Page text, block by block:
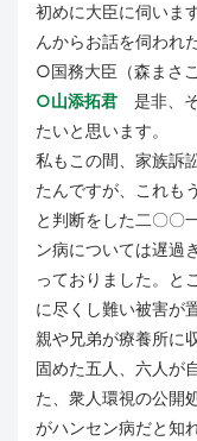
初めに大臣に伺いま
んからお話を伺われ
○国務大臣（森まさ
○山添拓君 是非、
たいと思います。
私もこの間、家族訴
たんですが、これも
と判断をした二〇〇
ン病については遅過
っておりました。と
に尽くし難い被害が
親や兄弟が療養所に
固めた五人、六人が
た、衆人環視の公開
がハンセン病だと知